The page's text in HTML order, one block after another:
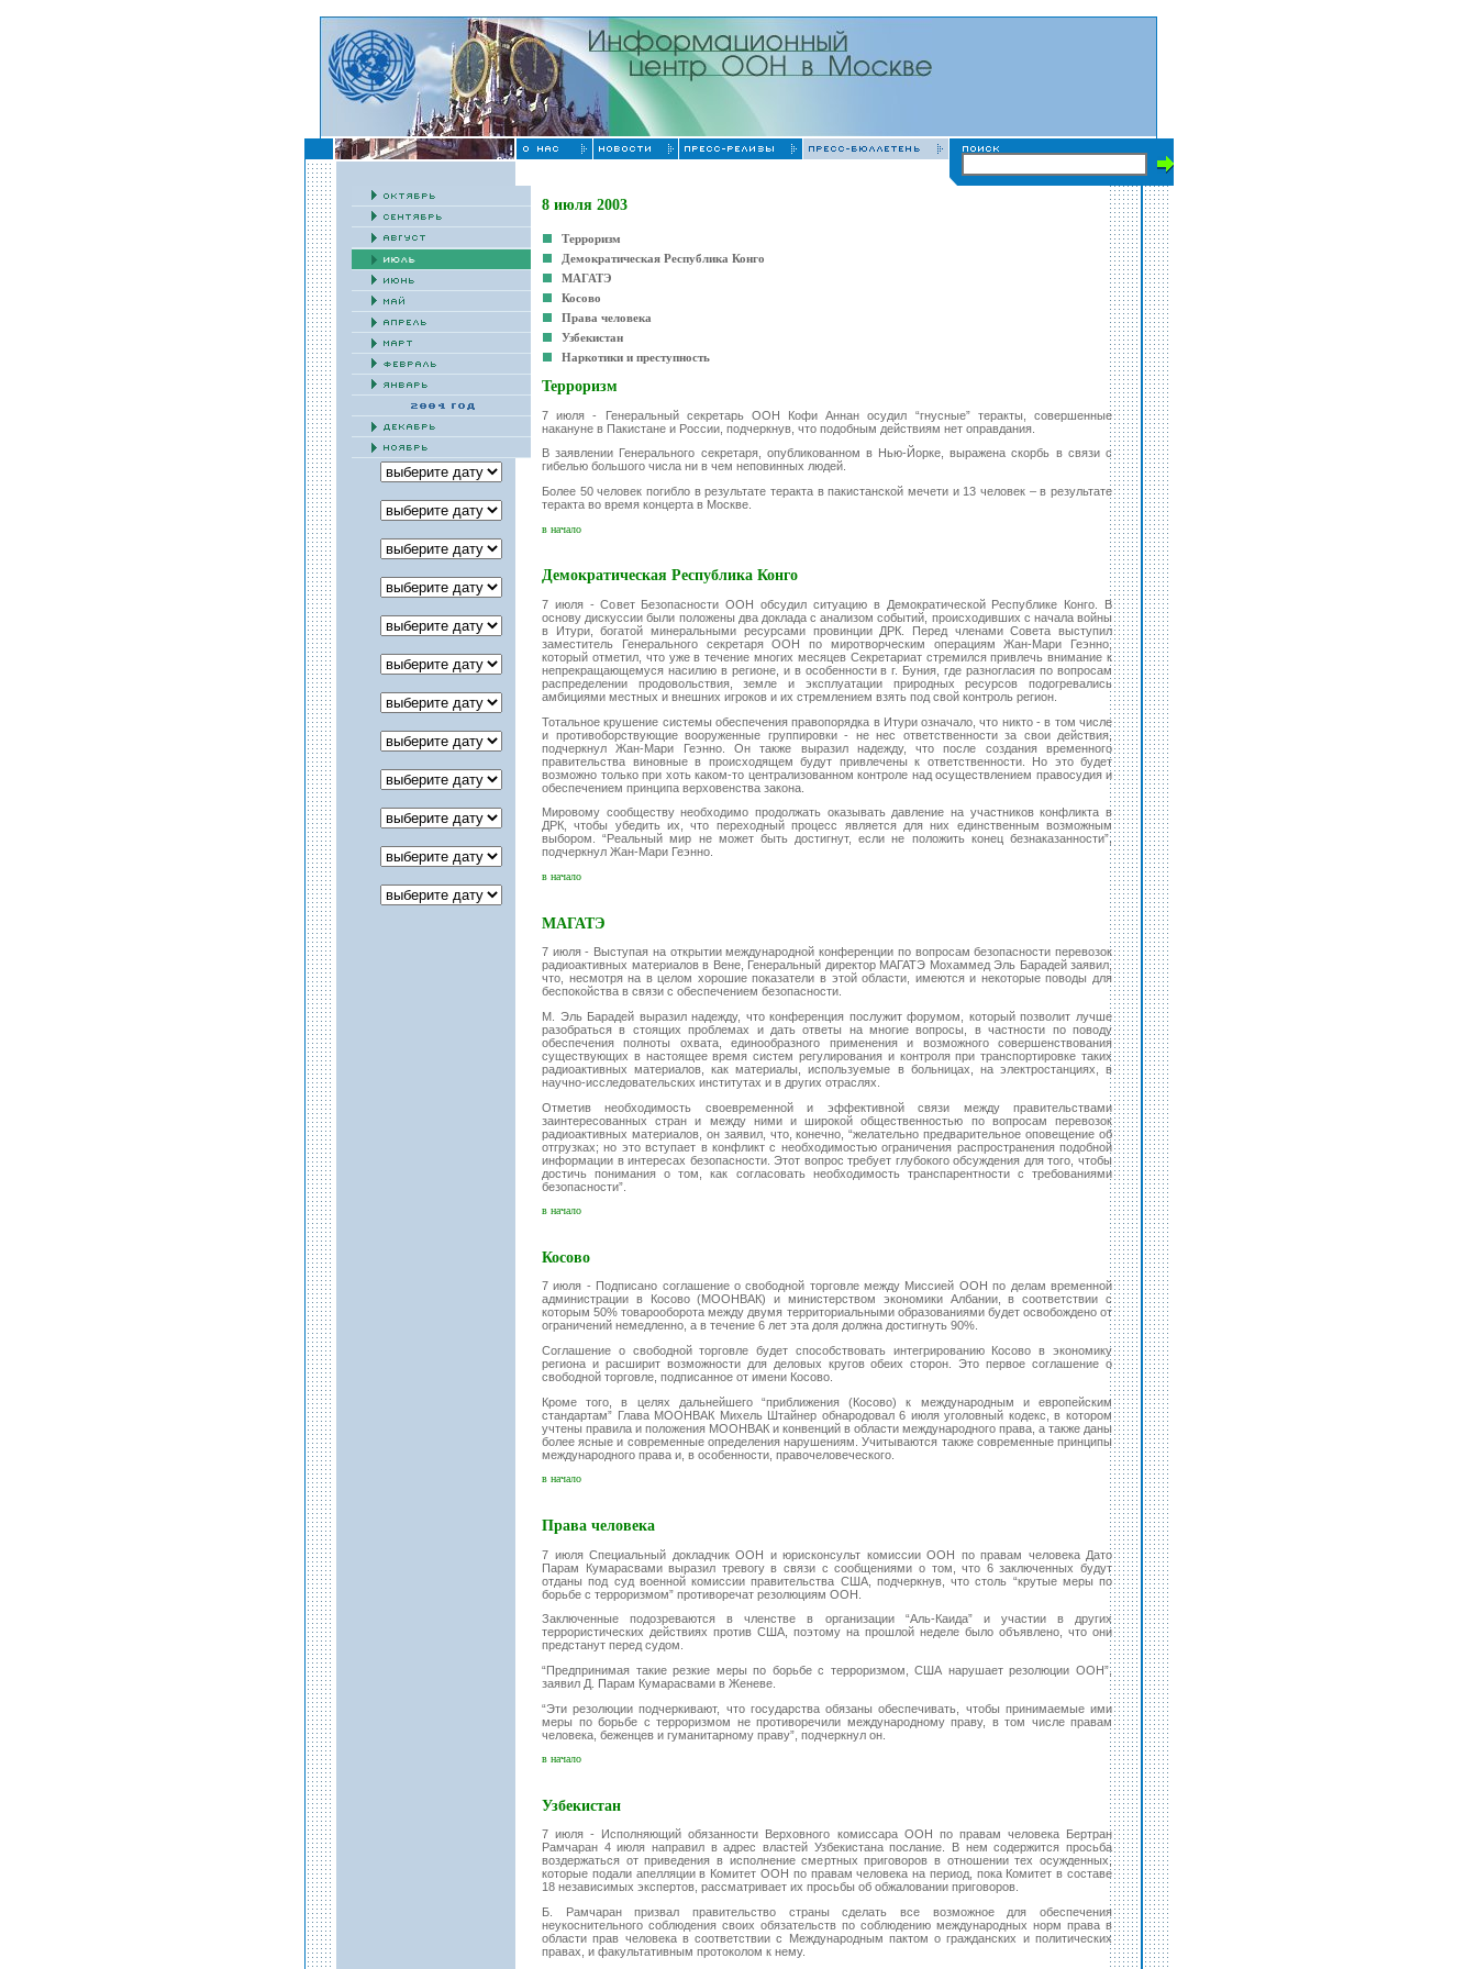
8 июля 2003
Терроризм
Демократическая Республика Конго
МАГАТЭ
Косово
Права человека
Узбекистан
Наркотики и преступность
Терроризм
7 июля - Генеральный секретарь ООН Кофи Аннан осудил “гнусные” теракты, совершенные
накануне в Пакистане и России, подчеркнув, что подобным действиям нет оправдания.
В заявлении Генерального секретаря, опубликованном в Нью-Йорке, выражена скорбь в связи с
гибелью большого числа ни в чем неповинных людей.
Более 50 человек погибло в результате теракта в пакистанской мечети и 13 человек – в результате
теракта во время концерта в Москве.
в начало
Демократическая Республика Конго
7 июля - Совет Безопасности ООН обсудил ситуацию в Демократической Республике Конго. В
основу дискуссии были положены два доклада с анализом событий, происходивших с начала войны
в Итури, богатой минеральными ресурсами провинции ДРК. Перед членами Совета выступил
заместитель Генерального секретаря ООН по миротворческим операциям Жан-Мари Геэнно,
который отметил, что уже в течение многих месяцев Секретариат стремился привлечь внимание к
непрекращающемуся насилию в регионе, и в особенности в г. Буния, где разногласия по вопросам
распределении продовольствия, земле и эксплуатации природных ресурсов подогревались
амбициями местных и внешних игроков и их стремлением взять под свой контроль регион.
Тотальное крушение системы обеспечения правопорядка в Итури означало, что никто - в том числе
и противоборствующие вооруженные группировки - не нес ответственности за свои действия,
подчеркнул Жан-Мари Геэнно. Он также выразил надежду, что после создания временного
правительства виновные в происходящем будут привлечены к ответственности. Но это будет
возможно только при хоть каком-то централизованном контроле над осуществлением правосудия и
обеспечением принципа верховенства закона.
Мировому сообществу необходимо продолжать оказывать давление на участников конфликта в
ДРК, чтобы убедить их, что переходный процесс является для них единственным возможным
выбором. “Реальный мир не может быть достигнут, если не положить конец безнаказанности”,
подчеркнул Жан-Мари Геэнно.
в начало
МАГАТЭ
7 июля - Выступая на открытии международной конференции по вопросам безопасности перевозок
радиоактивных материалов в Вене, Генеральный директор МАГАТЭ Мохаммед Эль Барадей заявил,
что, несмотря на в целом хорошие показатели в этой области, имеются и некоторые поводы для
беспокойства в связи с обеспечением безопасности.
М. Эль Барадей выразил надежду, что конференция послужит форумом, который позволит лучше
разобраться в стоящих проблемах и дать ответы на многие вопросы, в частности по поводу
обеспечения полноты охвата, единообразного применения и возможного совершенствования
существующих в настоящее время систем регулирования и контроля при транспортировке таких
радиоактивных материалов, как материалы, используемые в больницах, на электростанциях, в
научно-исследовательских институтах и в других отраслях.
Отметив необходимость своевременной и эффективной связи между правительствами
заинтересованных стран и между ними и широкой общественностью по вопросам перевозок
радиоактивных материалов, он заявил, что, конечно, “желательно предварительное оповещение об
отгрузках; но это вступает в конфликт с необходимостью ограничения распространения подобной
информации в интересах безопасности. Этот вопрос требует глубокого обсуждения для того, чтобы
достичь понимания о том, как согласовать необходимость транспарентности с требованиями
безопасности”.
в начало
Косово
7 июля - Подписано соглашение о свободной торговле между Миссией ООН по делам временной
администрации в Косово (МООНВАК) и министерством экономики Албании, в соответствии с
которым 50% товарооборота между двумя территориальными образованиями будет освобождено от
ограничений немедленно, а в течение 6 лет эта доля должна достигнуть 90%.
Соглашение о свободной торговле будет способствовать интегрированию Косово в экономику
региона и расширит возможности для деловых кругов обеих сторон. Это первое соглашение о
свободной торговле, подписанное от имени Косово.
Кроме того, в целях дальнейшего “приближения (Косово) к международным и европейским
стандартам” Глава МООНВАК Михель Штайнер обнародовал 6 июля уголовный кодекс, в котором
учтены правила и положения МООНВАК и конвенций в области международного права, а также даны
более ясные и современные определения нарушениям. Учитываются также современные принципы
международного права и, в особенности, правочеловеческого.
в начало
Права человека
7 июля Специальный докладчик ООН и юрисконсульт комиссии ООН по правам человека Дато
Парам Кумарасвами выразил тревогу в связи с сообщениями о том, что 6 заключенных будут
отданы под суд военной комиссии правительства США, подчеркнув, что столь “крутые меры по
борьбе с терроризмом” противоречат резолюциям ООН.
Заключенные подозреваются в членстве в организации “Аль-Каида” и участии в других
террористических действиях против США, поэтому на прошлой неделе было объявлено, что они
предстанут перед судом.
“Предпринимая такие резкие меры по борьбе с терроризмом, США нарушает резолюции ООН”,
заявил Д. Парам Кумарасвами в Женеве.
“Эти резолюции подчеркивают, что государства обязаны обеспечивать, чтобы принимаемые ими
меры по борьбе с терроризмом не противоречили международному праву, в том числе правам
человека, беженцев и гуманитарному праву”, подчеркнул он.
в начало
Узбекистан
7 июля - Исполняющий обязанности Верховного комиссара ООН по правам человека Бертран
Рамчаран 4 июля направил в адрес властей Узбекистана послание. В нем содержится просьба
воздержаться от приведения в исполнение смертных приговоров в отношении тех осужденных,
которые подали апелляции в Комитет ООН по правам человека на период, пока Комитет в составе
18 независимых экспертов, рассматривает их просьбы об обжаловании приговоров.
Б. Рамчаран призвал правительство страны сделать все возможное для обеспечения
неукоснительного соблюдения своих обязательств по соблюдению международных норм права в
области прав человека в соответствии с Международным пактом о гражданских и политических
правах, и факультативным протоколом к нему.